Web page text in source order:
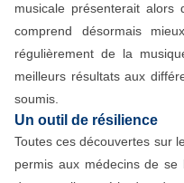
musicale présenterait
comprend désormais
régulièrement de la
meilleurs résultats aux
soumis.
​Un outil de résilience
Toutes ces découvertes sur
permis aux médecins de